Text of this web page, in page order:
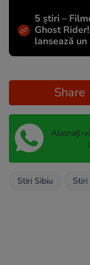
5 știri –
Ghost
lansează
Share
Abonați-
Stiri Sibiu Stiri